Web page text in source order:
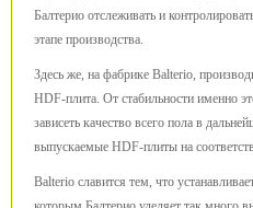
Балтерио отслеживать и
этапе производства.
Здесь же, на фабрике Balterio,
HDF-плита. От стабильности именно
зависеть качество всего пола в
выпускаемые HDF-плиты на
Balterio славится тем, что